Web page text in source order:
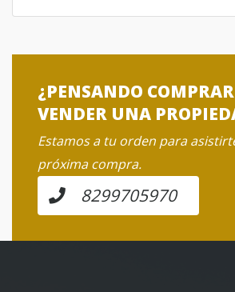
¿PENSANDO
VENDER UNA
Estamos a tu orden para
próxima compra.
8299705970